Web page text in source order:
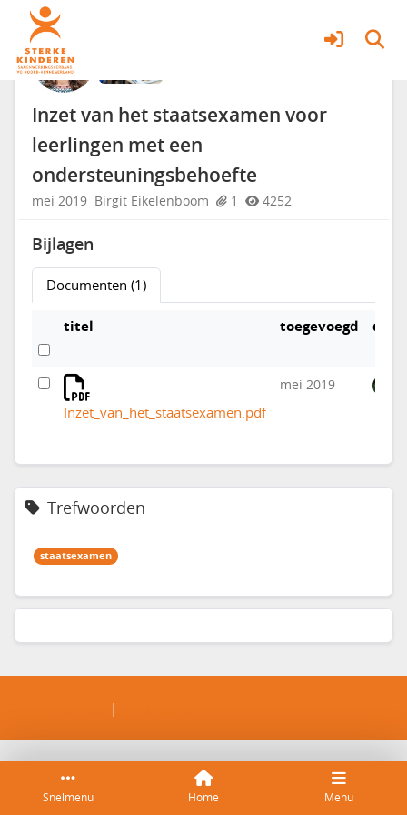
Snelmenu Home Menu
Inzet van het staatsexamen voor
leerlingen met een
ondersteuningsbehoefte
mei 2019 Birgit Eikelenboom 1 4252
Bijlagen
Documenten (1)
titel toegevoegd door
Inzet_van_het_staatsexamen.pdf
mei 2019
Trefwoorden
staatsexamen